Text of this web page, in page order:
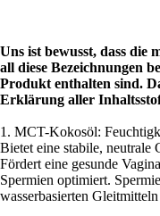
Uns ist bewusst, dass die
all diese Bezeichnungen
Produkt enthalten sind.
Erklärung aller
1. MCT-Kokosöl:
Bietet eine stabile, neutrale
Fördert eine gesunde
Spermien optimiert.
wasserbasierten